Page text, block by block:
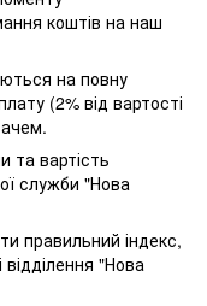
коштів на наш
на повну
(2% від вартості
та вартість
служби "Нова
правильний індекс,
"Нова